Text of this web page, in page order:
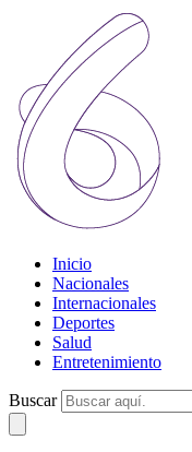
Inicio
Nacionales
Internacionales
Deportes
Salud
Entretenimiento
Buscar